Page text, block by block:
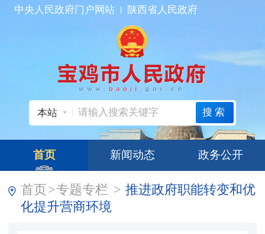
中央人民政府门户网站 陕西省人民政府
本站 搜索
首页 新闻动态 政务公开
首页>专题专栏 > 推进政府职能转变和优
化提升营商环境